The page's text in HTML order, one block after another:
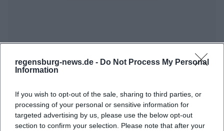
regensburg-news.de - Do Not Process My Personal
Information
If you wish to opt-out of the sale, sharing to third parties, or
processing of your personal or sensitive information for
targeted advertising by us, please use the below opt-out
section to confirm your selection. Please note that after your
Häufig gestellte Fragen
Wann beginnt die Veranstaltung?